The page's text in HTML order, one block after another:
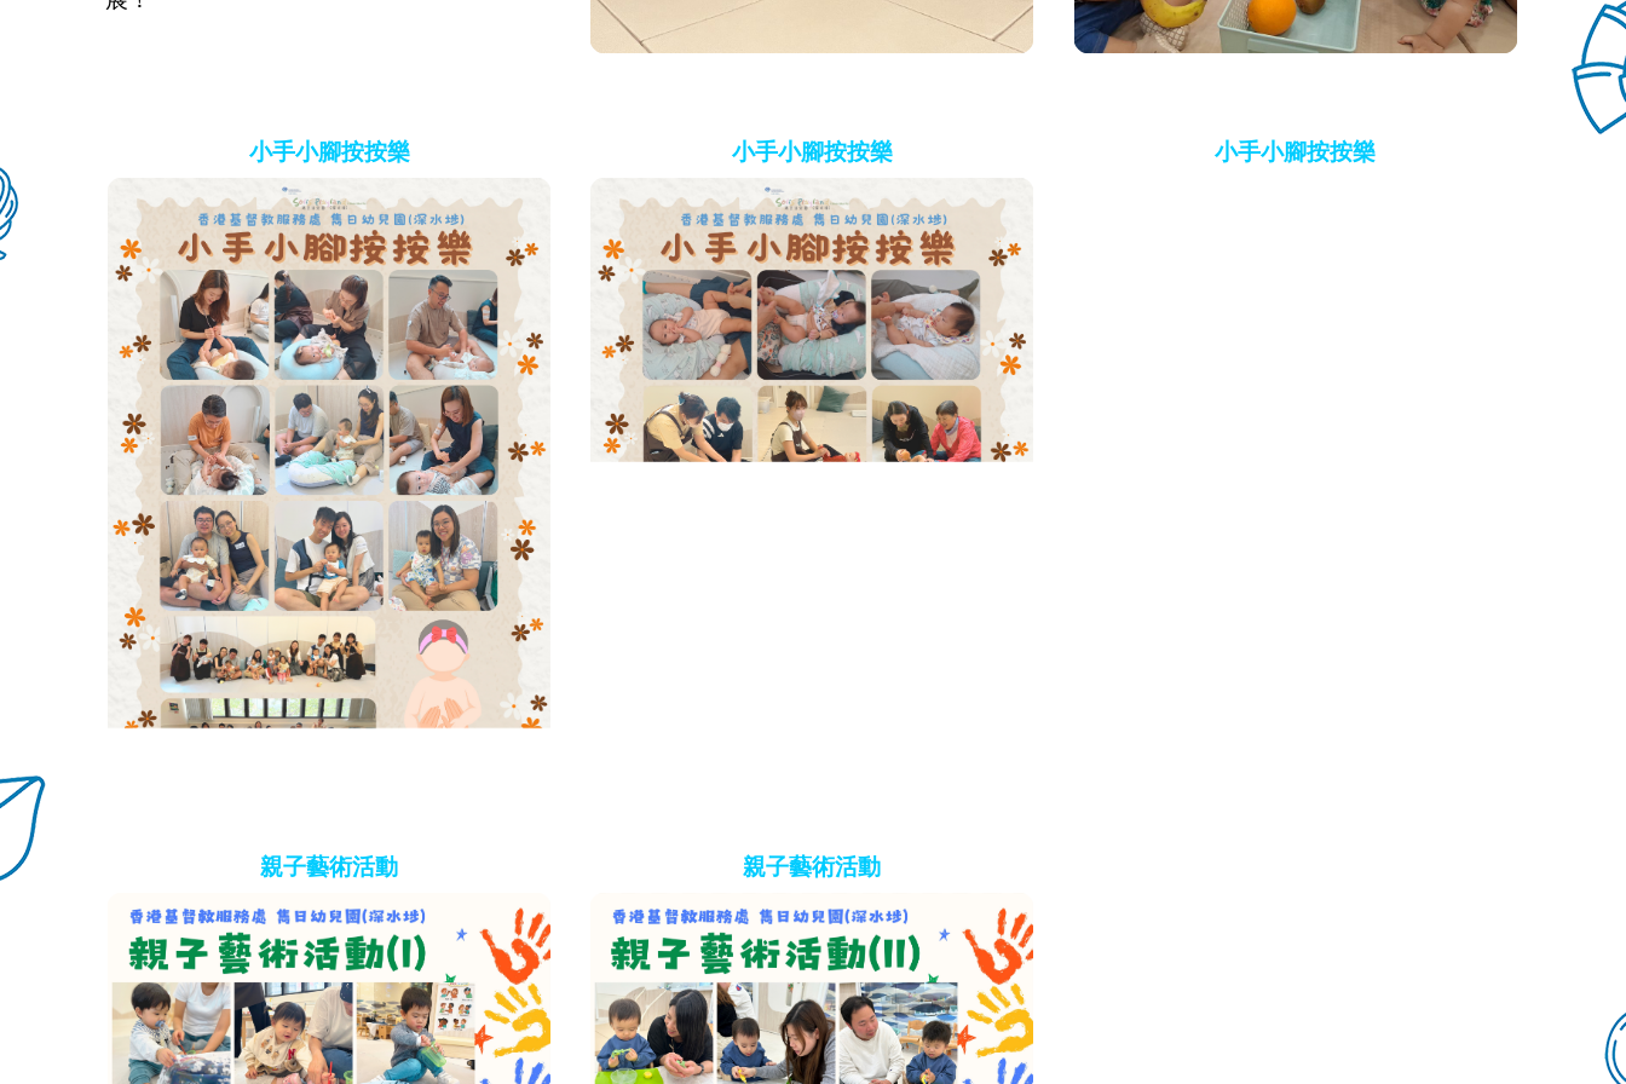
小手小腳按按樂
親子藝術活動
小手小腳按按樂
親子藝術活動
小手小腳按按樂